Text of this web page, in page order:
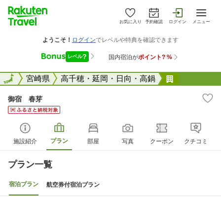
お気に入り 予約確認 ログイン メニュー
全国宮崎県 高千穂・延岡・日向・高鍋
全国
御宿 春芽
施設紹介 プラン 部屋 写真 クーポン クチコミ
プラン一覧
宿泊プラン 航空券付宿泊プラン